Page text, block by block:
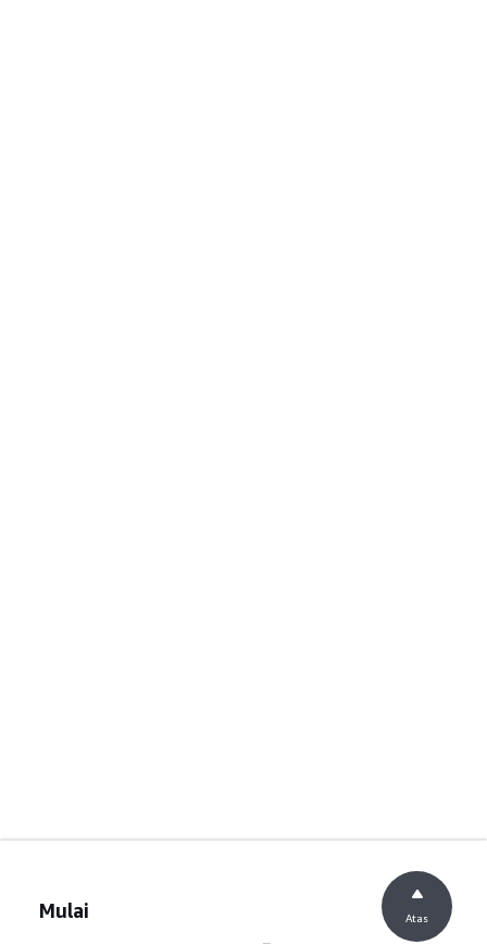
Mulai Atas